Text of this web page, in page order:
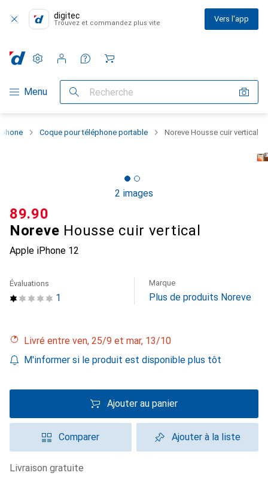
digitec
Trouvez et commandez plus vite Vers l'app
Navigation par catégorie
Menu Recherche
Paramètres
Compte client
Listes de comparaison
Listes d'envies
Panier
Coque pour téléphone portable Noreve Housse cuir vertical
2 images
Noreve Housse cuir vertical
Apple iPhone 12
CHF
89.90
1
Évaluations Marque
Plus de produits Noreve
Livré entre ven, 25/9 et mar, 13/10
M'informer si le produit est disponible plus tôt
Ajouter au panier
Comparer Ajouter à la liste
livraison gratuite